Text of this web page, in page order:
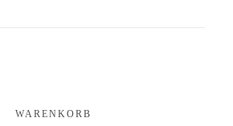
WARENKORB